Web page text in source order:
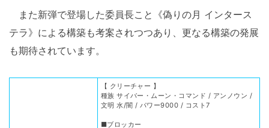
また新弾で登場した委員長こと《偽りの月 インタース
テラ》による構築も考案されつつあり、更なる構築の発展
も期待されています。
【 クリーチャー 】
種族 サイバー・ムーン・コマンド / アンノウン /
文明 水/闇 / パワー9000 / コスト7
■ブロッカー